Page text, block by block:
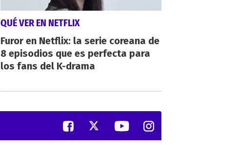
QUÉ VER EN NETFLIX
Furor en Netflix: la serie coreana de
8 episodios que es perfecta para
los fans del K-drama